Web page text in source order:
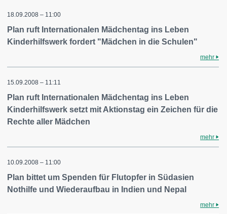
18.09.2008 – 11:00
Plan ruft Internationalen Mädchentag ins Leben
Kinderhilfswerk fordert "Mädchen in die Schulen"
mehr
15.09.2008 – 11:11
Plan ruft Internationalen Mädchentag ins Leben
Kinderhilfswerk setzt mit Aktionstag ein Zeichen für die
Rechte aller Mädchen
mehr
10.09.2008 – 11:00
Plan bittet um Spenden für Flutopfer in Südasien
Nothilfe und Wiederaufbau in Indien und Nepal
mehr